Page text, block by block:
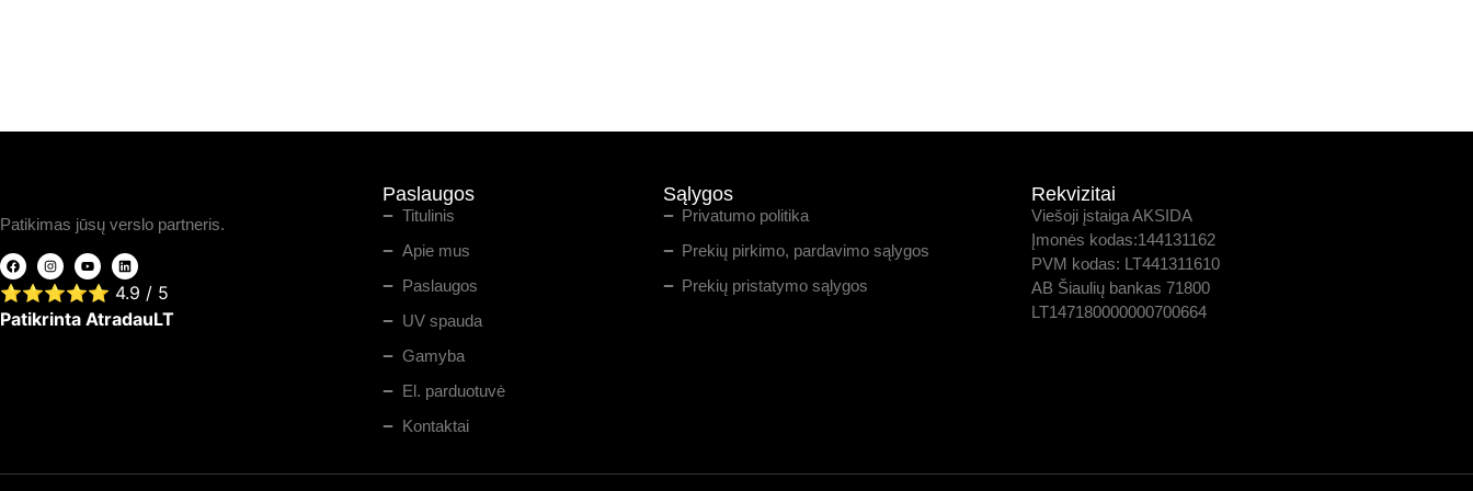
Patikimas jūsų verslo partneris.
⭐⭐⭐⭐⭐ 4.9 / 5
Patikrinta AtradauLT
Paslaugos
Titulinis
Apie mus
Paslaugos
UV spauda
Gamyba
El. parduotuvė
Kontaktai
Sąlygos
Privatumo politika
Prekių pirkimo, pardavimo sąlygos
Prekių pristatymo sąlygos
Rekvizitai
Viešoji įstaiga AKSIDA
Įmonės kodas:144131162
PVM kodas: LT441311610
AB Šiaulių bankas 71800
LT147180000000700664